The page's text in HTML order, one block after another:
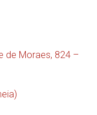
de Moraes, 824 –